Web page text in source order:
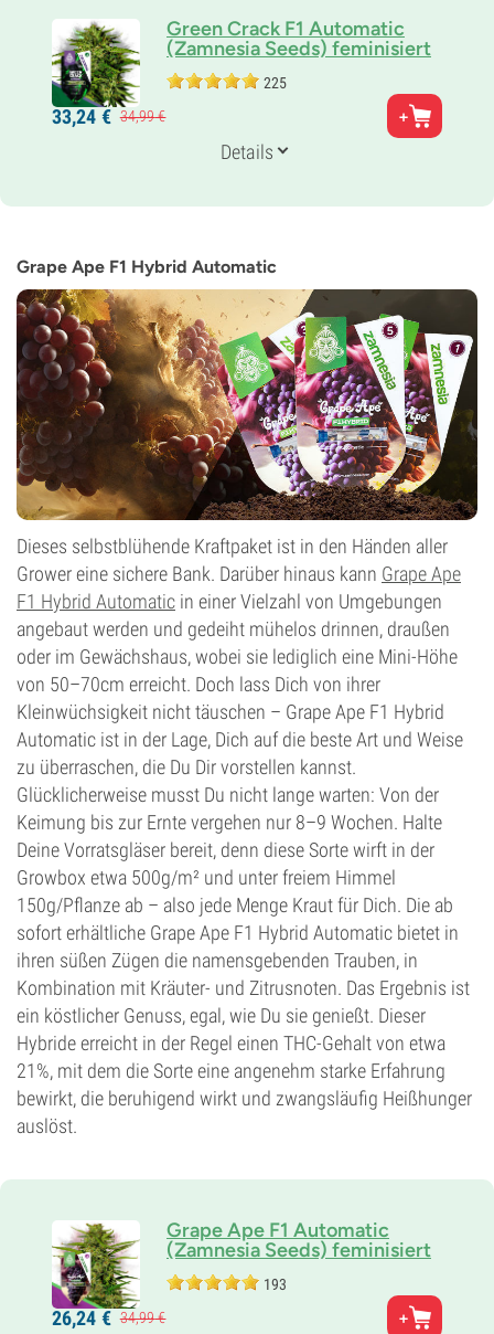
Green Crack F1 Automatic
(Zamnesia Seeds) feminisiert
225
Eltern
Skunk #1 x Afghani
Sativadominierte Autoflower
11-12 wochen von der Saat bis zur Ernte
CBD
Gering
Blütentyp
Autoflowering
33,24 € 34,99€
Details
Grape Ape F1 Hybrid Automatic
Dieses selbstblühende Kraftpaket ist in den Händen aller
Grower eine sichere Bank. Darüber hinaus kann Grape Ape
F1 Hybrid Automatic in einer Vielzahl von Umgebungen
angebaut werden und gedeiht mühelos drinnen, draußen
oder im Gewächshaus, wobei sie lediglich eine Mini-Höhe
von 50–70cm erreicht. Doch lass Dich von ihrer
Kleinwüchsigkeit nicht täuschen – Grape Ape F1 Hybrid
Automatic ist in der Lage, Dich auf die beste Art und Weise
zu überraschen, die Du Dir vorstellen kannst.
Glücklicherweise musst Du nicht lange warten: Von der
Keimung bis zur Ernte vergehen nur 8–9 Wochen. Halte
Deine Vorratsgläser bereit, denn diese Sorte wirft in der
Growbox etwa 500g/m² und unter freiem Himmel
150g/Pflanze ab – also jede Menge Kraut für Dich. Die ab
sofort erhältliche Grape Ape F1 Hybrid Automatic bietet in
ihren süßen Zügen die namensgebenden Trauben, in
Kombination mit Kräuter- und Zitrusnoten. Das Ergebnis ist
ein köstlicher Genuss, egal, wie Du sie genießt. Dieser
Hybride erreicht in der Regel einen THC-Gehalt von etwa
21%, mit dem die Sorte eine angenehm starke Erfahrung
bewirkt, die beruhigend wirkt und zwangsläufig Heißhunger
auslöst.
Grape Ape F1 Automatic
(Zamnesia Seeds) feminisiert
193
Eltern
Mendocino Purps x Skunk x Afghani
26,24 € 34,99€